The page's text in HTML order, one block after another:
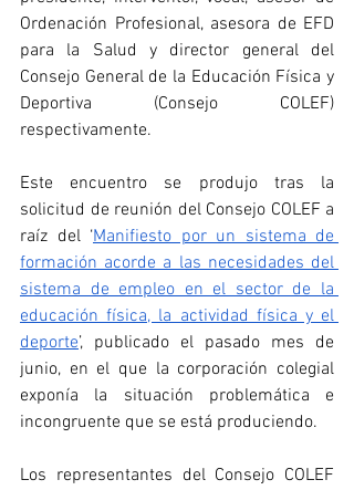
Ordenación Profesional, asesora de EFD
para la Salud y director general del
Consejo General de la Educación Física y
Deportiva (Consejo COLEF)
respectivamente.
Este encuentro se produjo tras la
solicitud de reunión del Consejo COLEF a
raíz del ‘Manifiesto por un sistema de
formación acorde a las necesidades del
sistema de empleo en el sector de la
educación física, la actividad física y el
deporte’, publicado el pasado mes de
junio, en el que la corporación colegial
exponía la situación problemática e
incongruente que se está produciendo.
Los representantes del Consejo COLEF